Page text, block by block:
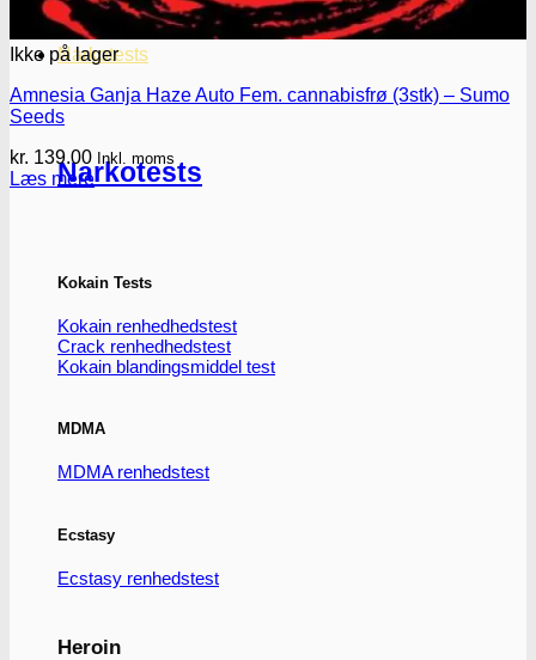
Gå til brands
Narkotests
Narkotests
Kokain Tests
Kokain renhedhedstest
Crack renhedhedstest
Kokain blandingsmiddel test
MDMA
MDMA renhedstest
Ecstasy
Ecstasy renhedstest
Heroin
Ikke på lager
Amnesia Ganja Haze Auto Fem. cannabisfrø (3stk) – Sumo
Seeds
kr. 139.00 Inkl. moms
Læs mere